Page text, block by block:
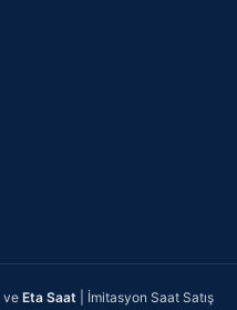
ve Eta Saat | İmitasyon Saat Satış